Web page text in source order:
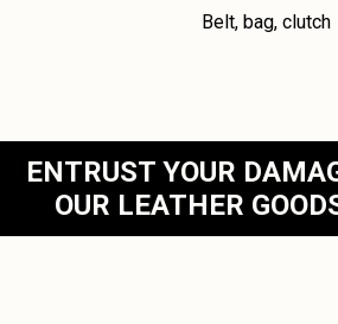
Belt, bag, clutch
ENTRUST YOUR
OUR LEATHER